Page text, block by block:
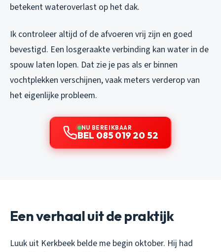
betekent wateroverlast op het dak.
Ik controleer altijd of de afvoeren vrij zijn en goed
bevestigd. Een losgeraakte verbinding kan water in de
spouw laten lopen. Dat zie je pas als er binnen
vochtplekken verschijnen, vaak meters verderop van
het eigenlijke probleem.
NU BEREIKBAAR
BEL 085 019 20 52
Een verhaal uit de praktijk
Luuk uit Kerkbeek belde me begin oktober. Hij had